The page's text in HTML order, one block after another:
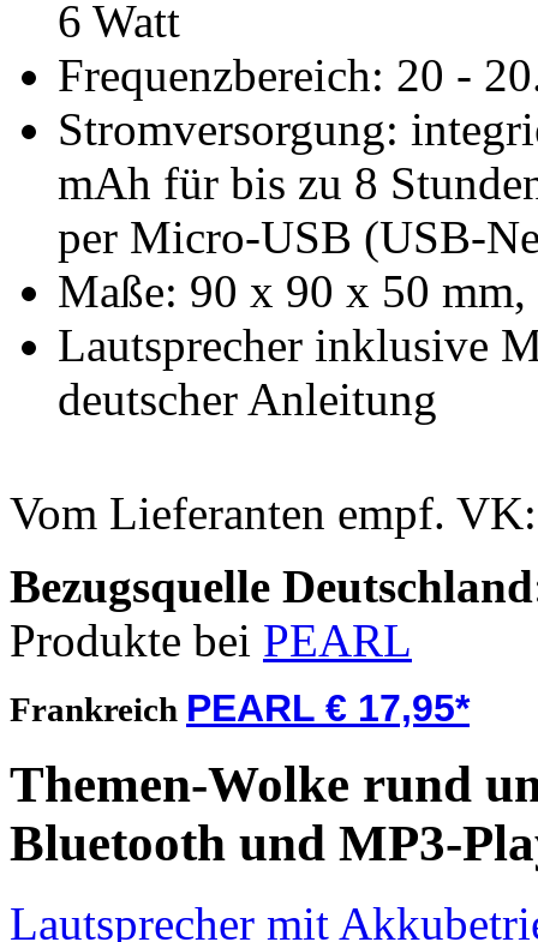
6 Watt
Frequenzbereich: 20 -
Stromversorgung:
mAh für bis zu 8
per Micro-USB (USB-
Maße: 90 x 90 x 50
Lautsprecher inklusive
deutscher Anleitung
Vom Lieferanten empf.
Bezugsquelle Deutschland
Produkte bei PEARL
Frankreich PEARL € 17,95*
Themen-Wolke rund
Bluetooth und MP3-
Lautsprecher mit